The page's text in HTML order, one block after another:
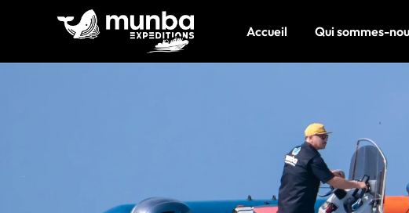
Accueil Qui sommes-